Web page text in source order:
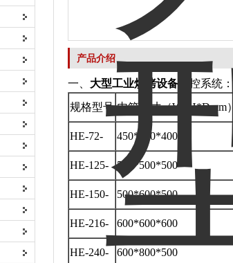
产品介绍
一、 大型工业烘烤设备 温控系统：
规格型号 内箱尺寸（W*H*Dmm）
HE-72- 450*400*400
HE-125- 500*500*500
HE-150- 500*600*500
HE-216- 600*600*600
HE-240- 600*800*500